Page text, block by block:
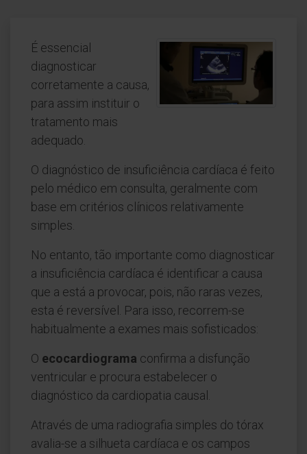
É essencial
diagnosticar
corretamente a causa,
para assim instituir o
tratamento mais
adequado.
O diagnóstico de insuficiência cardíaca é feito
pelo médico em consulta, geralmente com
base em critérios clínicos relativamente
simples.
No entanto, tão importante como diagnosticar
a insuficiência cardíaca é identificar a causa
que a está a provocar, pois, não raras vezes,
esta é reversível. Para isso, recorrem-se
habitualmente a exames mais sofisticados:
O ecocardiograma confirma a disfunção
ventricular e procura estabelecer o
diagnóstico da cardiopatia causal.
Através de uma radiografia simples do tórax
avalia-se a silhueta cardíaca e os campos